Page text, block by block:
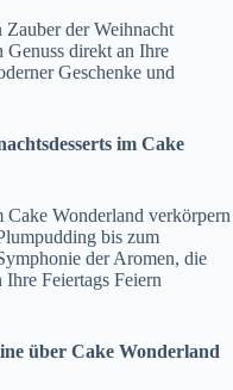
der Weihnacht
direkt an Ihre
Geschenke und
im Cake
Cake Wonderland verkörpern
bis zum
der Aromen, die
Feiertags Feiern
über Cake Wonderland